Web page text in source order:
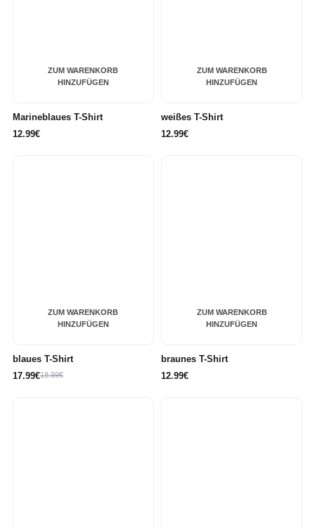
ZUM WARENKORB
HINZUFÜGEN
Marineblaues T-Shirt
12.99€
ZUM WARENKORB
HINZUFÜGEN
weißes T-Shirt
12.99€
ZUM WARENKORB
HINZUFÜGEN
blaues T-Shirt
17.99€18.99€
ZUM WARENKORB
HINZUFÜGEN
braunes T-Shirt
12.99€